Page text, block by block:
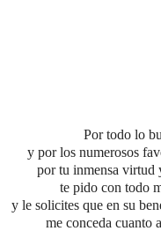
Por todo lo
y por los numerosos
por tu inmensa virtud
te pido con todo
y le solicites que en su
me conceda cuanto